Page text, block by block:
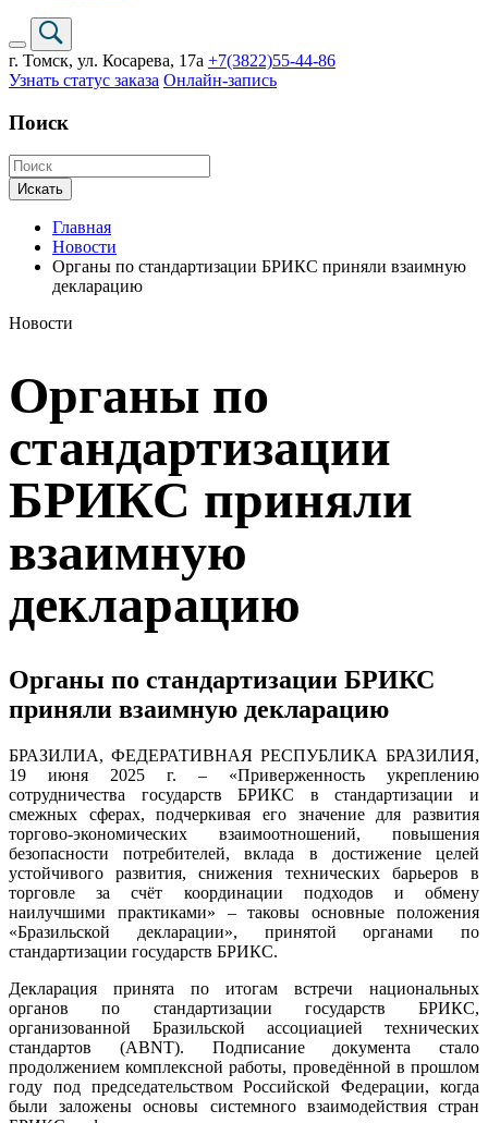
г. Томск, ул. Косарева, 17а +7(3822)55-44-86
Узнать статус заказа Онлайн-запись
Поиск
Искать
Главная
Новости
Органы по стандартизации БРИКС приняли взаимную
декларацию
Новости
Органы по
стандартизации
БРИКС приняли
взаимную
декларацию
Органы по стандартизации БРИКС
приняли взаимную декларацию
БРАЗИЛИА, ФЕДЕРАТИВНАЯ РЕСПУБЛИКА БРАЗИЛИЯ,
19 июня 2025 г. – «Приверженность укреплению
сотрудничества государств БРИКС в стандартизации и
смежных сферах, подчеркивая его значение для развития
торгово-экономических взаимоотношений, повышения
безопасности потребителей, вклада в достижение целей
устойчивого развития, снижения технических барьеров в
торговле за счёт координации подходов и обмену
наилучшими практиками» – таковы основные положения
«Бразильской декларации», принятой органами по
стандартизации государств БРИКС.
Декларация принята по итогам встречи национальных
органов по стандартизации государств БРИКС,
организованной Бразильской ассоциацией технических
стандартов (ABNT). Подписание документа стало
продолжением комплексной работы, проведённой в прошлом
году под председательством Российской Федерации, когда
были заложены основы системного взаимодействия стран